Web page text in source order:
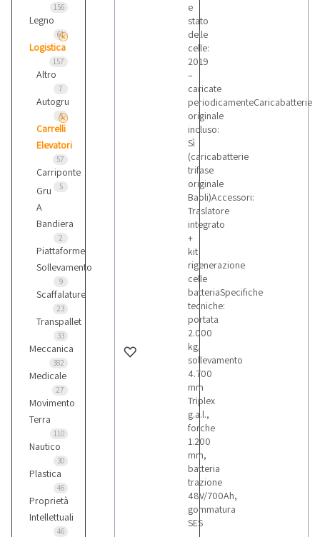
156
Legno
61
Logistica
157
Altro
7
Autogru
5
Carrelli
Elevatori
57
Carriponte
5
Gru
A
Bandiera
2
Piattaforme
Sollevamento
9
Scaffalature
23
Transpallet
33
Meccanica
382
Medicale
27
Movimento
Terra
110
Nautico
30
Plastica
46
Proprietà
Intellettuali
46
e
stato
delle
celle:
2019
–
caricate
periodicamenteCaricabatterie
originale
incluso:
Sì
(caricabatterie
trifase
originale
Baoli)Accessori:
Traslatore
integrato
+
kit
rigenerazione
celle
batteriaSpecifiche
tecniche:
portata
2.000
kg,
sollevamento
4.700
mm
Triplex
g.a.l.,
forche
1.200
mm,
batteria
trazione
48V/700Ah,
gommatura
SES